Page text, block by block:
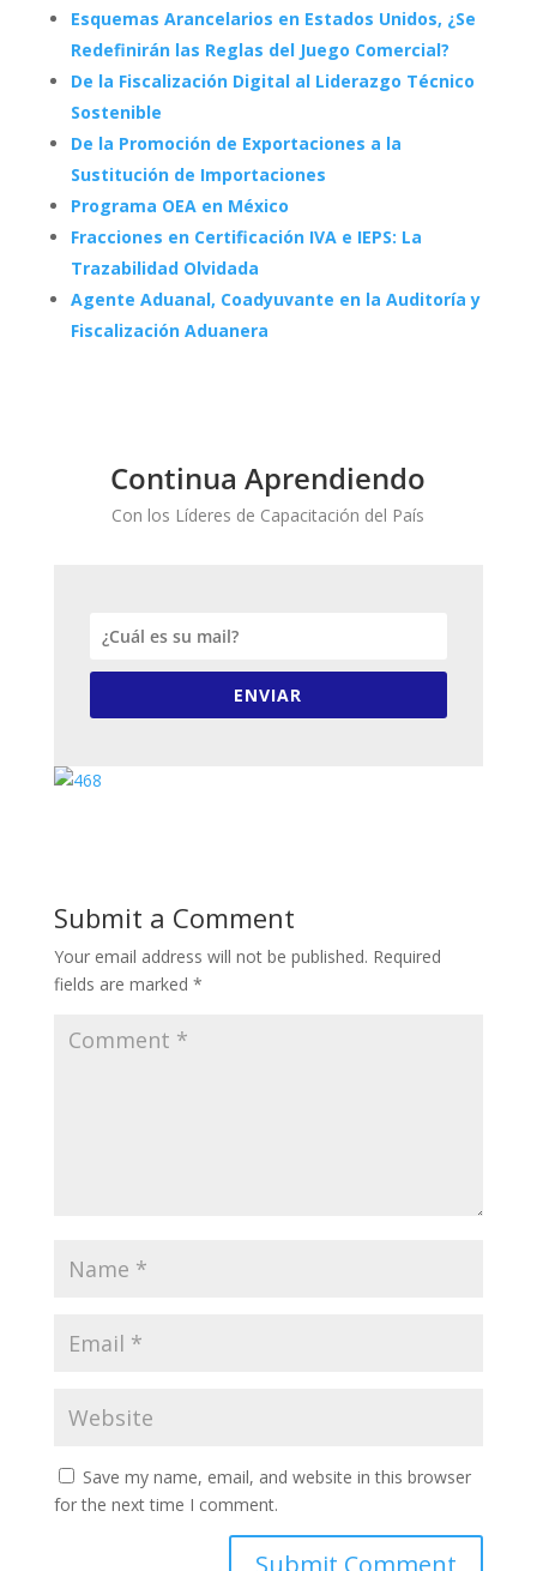
Esquemas Arancelarios en Estados Unidos, ¿Se
Redefinirán las Reglas del Juego Comercial?
De la Fiscalización Digital al Liderazgo Técnico
Sostenible
De la Promoción de Exportaciones a la
Sustitución de Importaciones
Programa OEA en México
Fracciones en Certificación IVA e IEPS: La
Trazabilidad Olvidada
Agente Aduanal, Coadyuvante en la Auditoría y
Fiscalización Aduanera
Continua Aprendiendo
Con los Líderes de Capacitación del País
ENVIAR
Submit a Comment
Your email address will not be published. Required
fields are marked *
Save my name, email, and website in this browser
for the next time I comment.